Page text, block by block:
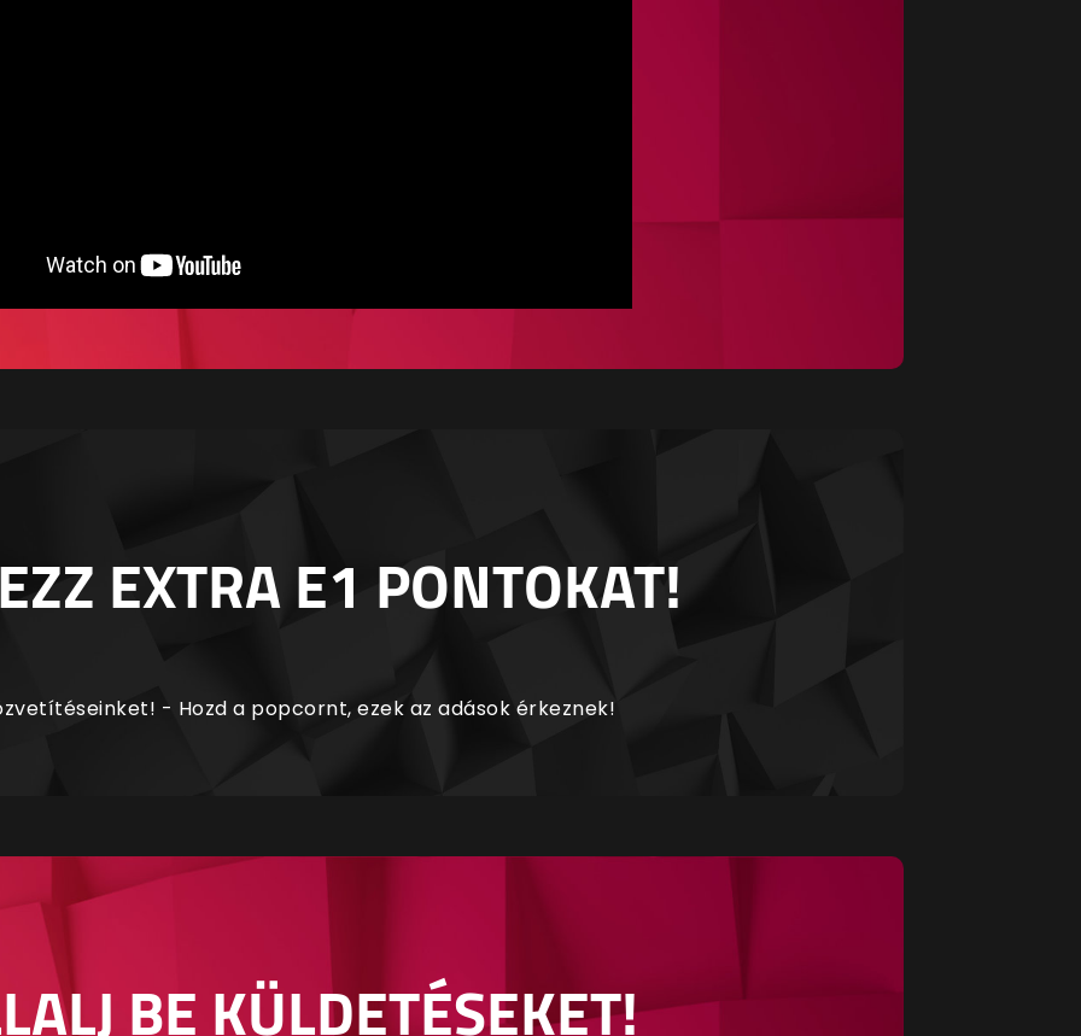
EXTRA E1 PONTOKAT!
- Hozd a popcornt, ezek az adások érkeznek!
BE KÜLDETÉSEKET!